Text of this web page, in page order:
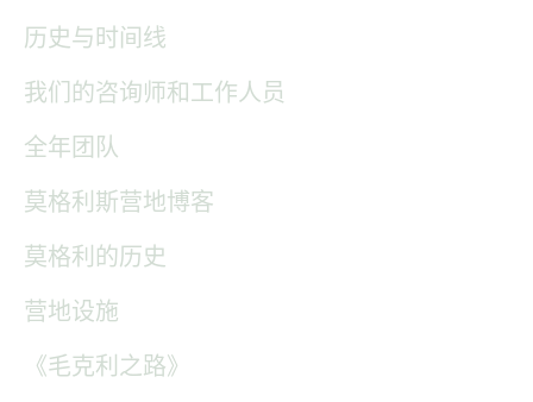
历史与时间线
我们的咨询师和工作人员
全年团队
莫格利斯营地博客
莫格利的历史
营地设施
《毛克利之路》